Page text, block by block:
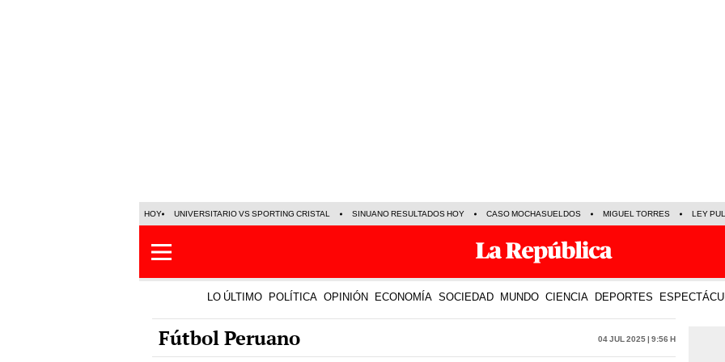
HOY UNIVERSITARIO VS SPORTING CRISTAL SINUANO RESULTADOS HOY CASO MOCHASUELDOS MIGUEL TORRES LEY
LO ÚLTIMO POLÍTICA OPINIÓN ECONOMÍA SOCIEDAD MUNDO CIENCIA DEPORTES
Fútbol Peruano 04 Jul 2025 | 9:56 h